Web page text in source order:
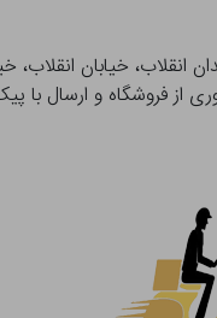
با پیک موتوری: از ۹ صبح الی ۱۶ عصر